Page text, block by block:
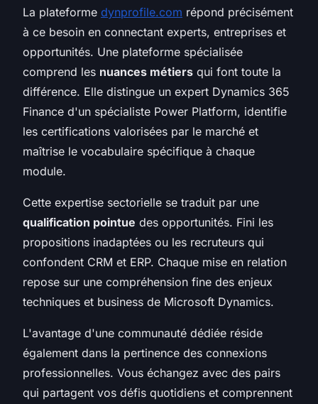
La plateforme dynprofile.com répond précisément
à ce besoin en connectant experts, entreprises et
opportunités. Une plateforme spécialisée
comprend les nuances métiers qui font toute la
différence. Elle distingue un expert Dynamics 365
Finance d'un spécialiste Power Platform, identifie
les certifications valorisées par le marché et
maîtrise le vocabulaire spécifique à chaque
module.
Cette expertise sectorielle se traduit par une
qualification pointue des opportunités. Fini les
propositions inadaptées ou les recruteurs qui
confondent CRM et ERP. Chaque mise en relation
repose sur une compréhension fine des enjeux
techniques et business de Microsoft Dynamics.
L'avantage d'une communauté dédiée réside
également dans la pertinence des connexions
professionnelles. Vous échangez avec des pairs
qui partagent vos défis quotidiens et comprennent